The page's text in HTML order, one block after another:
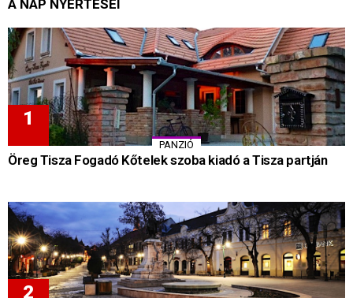
A NAP NYERTESEI
PANZIÓ
Öreg Tisza Fogadó Kőtelek szoba kiadó a Tisza partján